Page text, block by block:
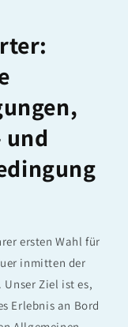
ersten Wahl für
inmitten der
Unser Ziel ist es,
Erlebnis an Bord